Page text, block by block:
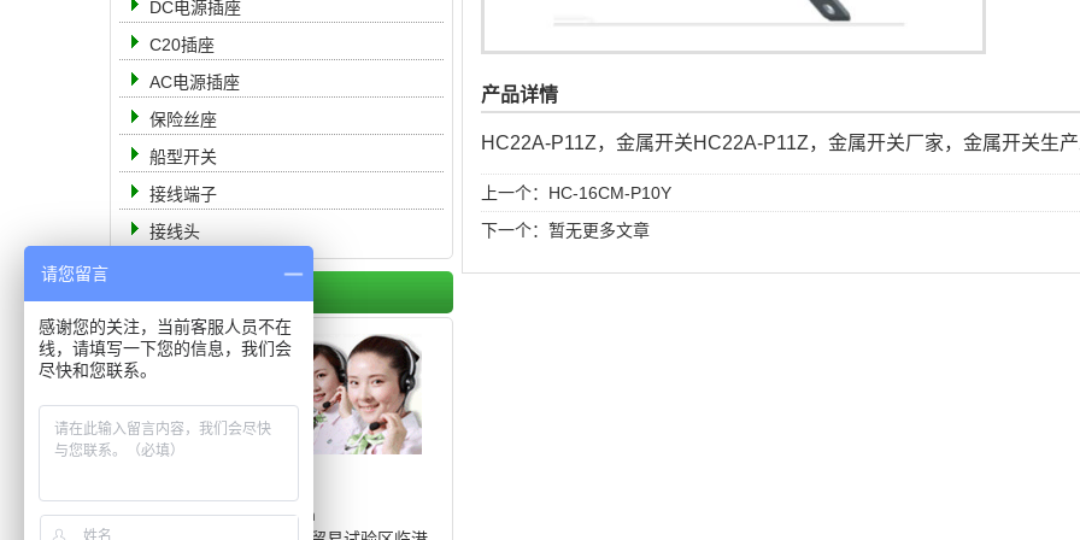
DC电源插座
C20插座
AC电源插座
保险丝座
船型开关
接线端子
接线头
邮 箱：8311566@qq.com
产品详情
HC22A-P11Z，金属开关HC22A-P11Z，金属开关厂家，金属开关生
上一个： HC-16CM-P10Y
下一个：暂无更多文章
请您留言
感谢您的关注，当前客服人员不在
线，请填写一下您的信息，我们会
尽快和您联系。